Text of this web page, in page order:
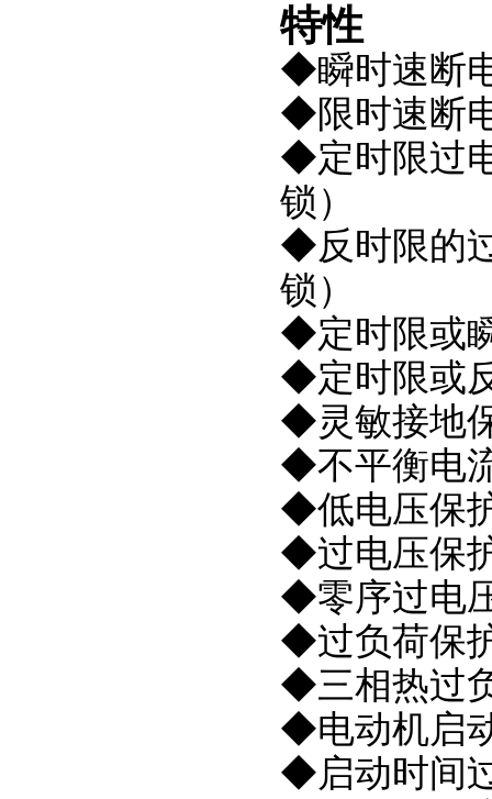
特性
◆瞬时速断
◆限时速断
◆定时限过
锁）
◆反时限的
锁）
◆定时限或
◆定时限或
◆灵敏接地
◆不平衡电
◆低电压保
◆过电压保
◆零序过电
◆过负荷保
◆三相热过
◆电动机启
◆启动时间